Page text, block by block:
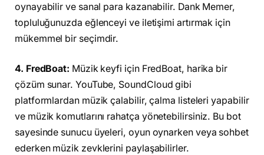
oynayabilir ve sanal para kazanabilir. Dank Memer,
topluluğunuzda eğlenceyi ve iletişimi artırmak için
mükemmel bir seçimdir.
4. FredBoat: Müzik keyfi için FredBoat, harika bir
çözüm sunar. YouTube, SoundCloud gibi
platformlardan müzik çalabilir, çalma listeleri yapabilir
ve müzik komutlarını rahatça yönetebilirsiniz. Bu bot
sayesinde sunucu üyeleri, oyun oynarken veya sohbet
ederken müzik zevklerini paylaşabilirler.